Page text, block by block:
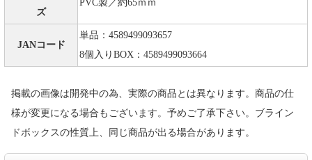
ズ
PVC製／約65ｍｍ
JANコード
単品：4589499093657
8個入りBOX：4589499093664
掲載の画像は開発中の為、実際の商品とは異なります。商品の仕
様が変更になる場合もございます。予めご了承下さい。ブライン
ドボックスの性質上、同じ商品が出る場合があります。